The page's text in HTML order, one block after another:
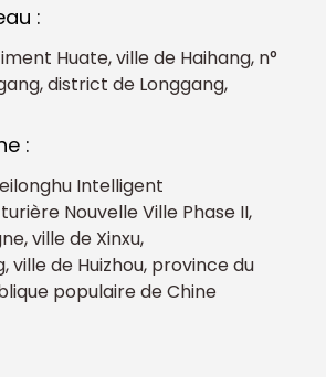
:
Huate, ville de Haihang, n°
district de Longgang,
:
Intelligent
Nouvelle Ville Phase II,
ville de Xinxu,
ville de Huizhou, province du
populaire de Chine